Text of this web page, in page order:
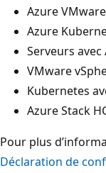
Azure
Azure
Serveurs avec
VMware
Kubernetes
Azure Stack
Pour plus
Déclaration de